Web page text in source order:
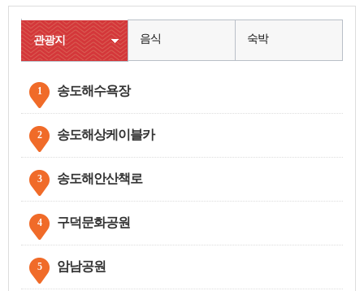
관광지 음식 숙박
1 송도해수욕장
2 송도해상케이블카
3 송도해안산책로
4 구덕문화공원
5 암남공원